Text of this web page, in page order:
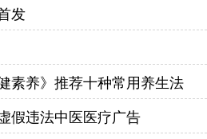
发
素养》推荐十种常用养生法
假违法中医医疗广告